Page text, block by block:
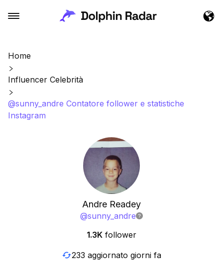
Home
Influencer Celebrità
@sunny_andre Contatore follower e statistiche
Instagram
Andre Readey
@sunny_andre
1.3K follower
233 aggiornato giorni fa